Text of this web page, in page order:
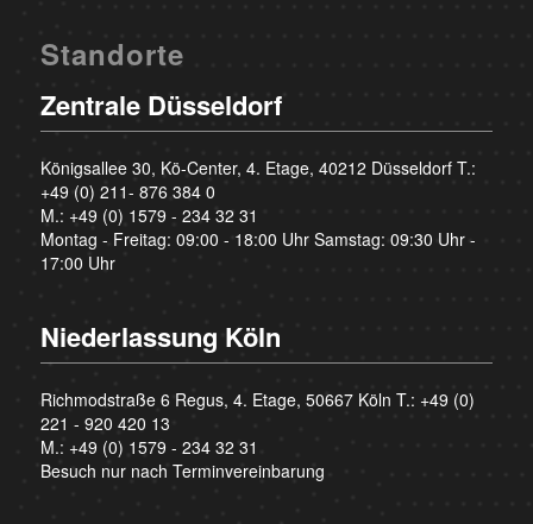
Standorte
Zentrale Düsseldorf
Königsallee 30, Kö-Center, 4. Etage, 40212 Düsseldorf T.:
+49 (0) 211- 876 384 0
M.: +49 (0) 1579 - 234 32 31
Montag - Freitag: 09:00 - 18:00 Uhr Samstag: 09:30 Uhr -
17:00 Uhr
Niederlassung Köln
Richmodstraße 6 Regus, 4. Etage, 50667 Köln T.: +49 (0)
221 - 920 420 13
M.: +49 (0) 1579 - 234 32 31
Besuch nur nach Terminvereinbarung